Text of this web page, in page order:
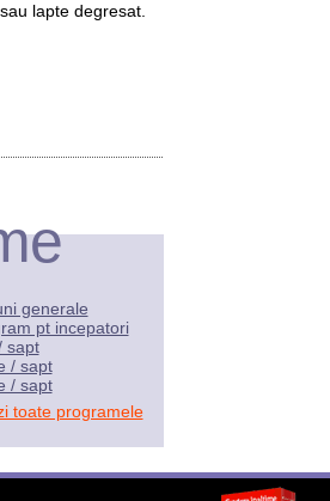
lapte degresat.
generale
pt incepatori
sapt
/ sapt
/ sapt
toate programele